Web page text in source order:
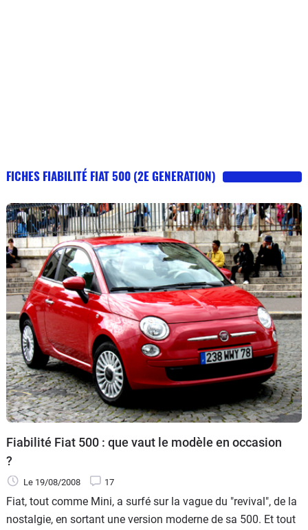
FICHES FIABILITÉ FIAT 500 (2E GENERATION)
Fiabilité Fiat 500 : que vaut le modèle en occasion
?
Le 19/08/2008 17
Fiat, tout comme Mini, a surfé sur la vague du "revival", de la
nostalgie, en sortant une version moderne de sa 500. Et tout